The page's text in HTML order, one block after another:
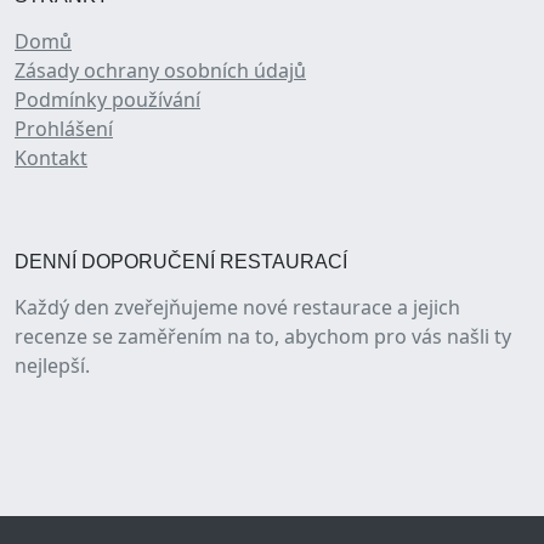
Domů
Zásady ochrany osobních údajů
Podmínky používání
Prohlášení
Kontakt
DENNÍ DOPORUČENÍ RESTAURACÍ
Každý den zveřejňujeme nové restaurace a jejich
recenze se zaměřením na to, abychom pro vás našli ty
nejlepší.